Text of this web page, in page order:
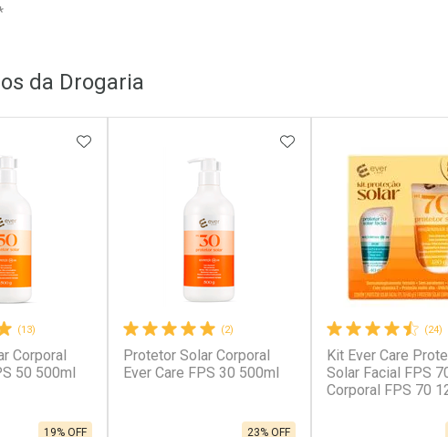
da Drogaria
(13)
Corporal
50 500ml
19% OFF
ADICIONAR AOS FAVORITOS
(2)
Protetor Solar Corporal
Ever Care FPS 30 500ml
23% OFF
ADICIONAR AOS
(24)
Kit Ever Care
Solar Facial FPS
Corporal FPS 70